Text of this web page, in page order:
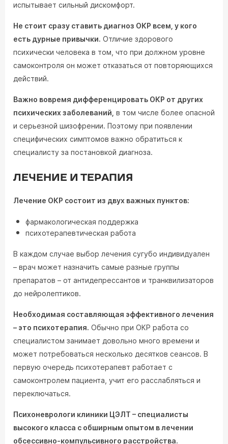
испытывает сильный дискомфорт.
Не стоит сразу ставить диагноз ОКР всем, у кого
есть дурные привычки. Отличие здорового
психически человека в том, что при должном уровне
самоконтроля он может отказаться от повторяющихся
действий.
Важно вовремя дифференцировать ОКР от других
психических заболеваний, в том числе более опасной
и серьезной шизофрении. Поэтому при появлении
специфических симптомов важно обратиться к
специалисту за постановкой диагноза.
ЛЕЧЕНИЕ И ТЕРАПИЯ
Лечение ОКР состоит из двух важных пунктов:
фармакологическая поддержка
психотерапевтическая работа
В каждом случае выбор лечения сугубо индивидуален
– врач может назначить самые разные группы
препаратов – от антидепрессантов и транквилизаторов
до нейролептиков.
Необходимая составляющая эффективного лечения
– это психотерапия. Обычно при ОКР работа со
специалистом занимает довольно много времени и
может потребоваться несколько десятков сеансов. В
первую очередь психотерапевт работает с
самоконтролем пациента, учит его расслабляться и
переключаться.
Психоневрологи клиники ЦЭЛТ – специалисты
высокого класса с обширным опытом в лечении
обсессивно-компульсивного расстройства.